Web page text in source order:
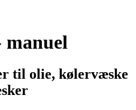
manuel
til olie, kølervæske